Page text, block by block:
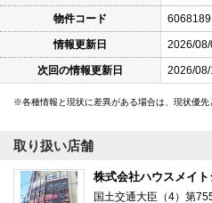
物件コード 6068189
情報更新日 2026/
次回の情報更新日 2026/
各種情報と現状に差異がある場合は、現状優先
取り扱い店舗
株式会社ハウスメイ
国土交通大臣（4）第